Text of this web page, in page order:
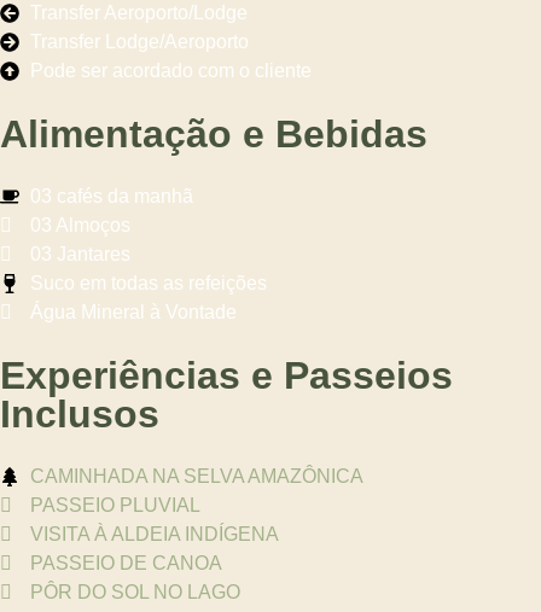
Transfer Aeroporto/Lodge
Transfer Lodge/Aeroporto
Pode ser acordado com o cliente
Alimentação e Bebidas
03 cafés da manhã
03 Almoços
03 Jantares
Suco em todas as refeições
Água Mineral à Vontade
Experiências e Passeios
Inclusos
CAMINHADA NA SELVA AMAZÔNICA
PASSEIO PLUVIAL
VISITA À ALDEIA INDÍGENA
PASSEIO DE CANOA
PÔR DO SOL NO LAGO